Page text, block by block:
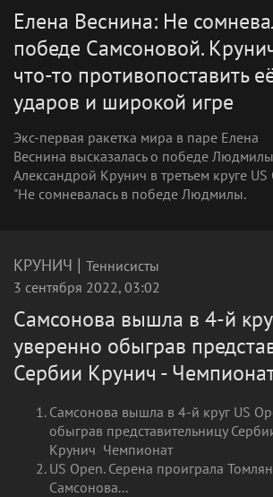
Елена Веснина: Не
победе Самсоновой.
что-то противопоставить
ударов и широкой игре
Экс-первая ракетка мира в паре Елена
Веснина высказалась о победе
Александрой Крунич в третьем круге
"Не сомневалась в победе Людмилы.
КРУНИЧ | Теннисисты
3 сентября 2022, 03:02
Самсонова вышла в 4-й
уверенно обыграв
Сербии Крунич -
Самсонова вышла в 4-й круг US
обыграв представительницу
Крунич Чемпионат
US Open. Серена проиграла
Самсонова...